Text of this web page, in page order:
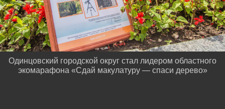
Одинцовский городской округ стал лидером областного
экомарафона «Сдай макулатуру — спаси дерево»